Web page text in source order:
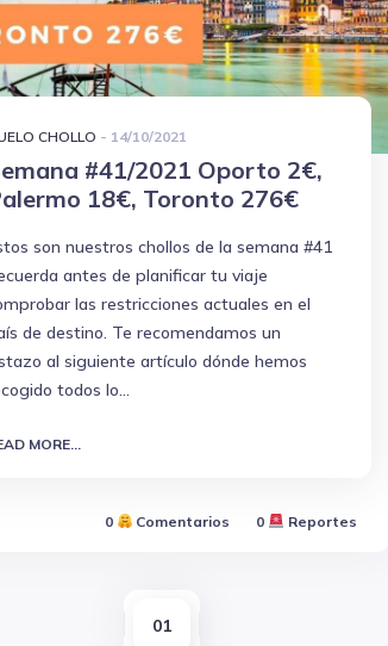
CHOLLO - 14/10/2021
#41/2021 Oporto 2€,
18€, Toronto 276€
son nuestros chollos de la semana #41
antes de planificar tu viaje
las restricciones actuales en el
de destino. Te recomendamos un
al siguiente artículo dónde hemos
todos lo...
MORE...
0 Comentarios 0 Reportes
01